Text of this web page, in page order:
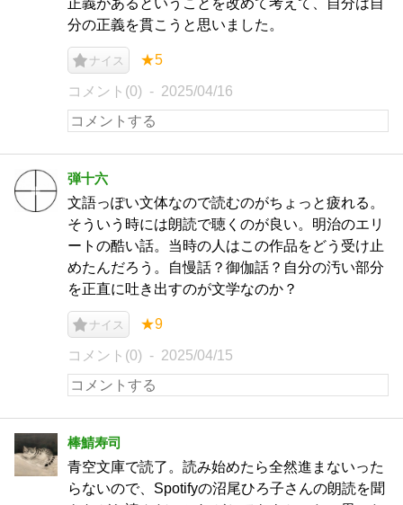
正義があるということを改めて考えて、自分は自
分の正義を貫こうと思いました。
ナイス ★5
コメント(0) 2025/04/16
弾十六
文語っぽい文体なので読むのがちょっと疲れる。
そういう時には朗読で聴くのが良い。明治のエリ
ートの酷い話。当時の人はこの作品をどう受け止
めたんだろう。自慢話？御伽話？自分の汚い部分
を正直に吐き出すのが文学なのか？
ナイス ★9
コメント(0) 2025/04/15
棒鯖寿司
青空文庫で読了。読み始めたら全然進まないった
らないので、Spotifyの沼尾ひろ子さんの朗読を聞